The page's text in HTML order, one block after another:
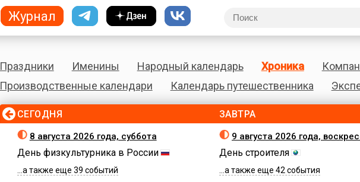
Праздники Именины Народный календарь Хроника
Производственные календари
Календарь путешественника
СЕГОДНЯ
8 августа 2026 года, суббота
День физкультурника в России
...а также еще 39 событий
ЗАВТРА
9 августа 2026 года,
День строителя
...а также еще 42 события
Журнал